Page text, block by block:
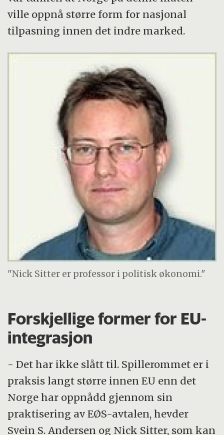
ville oppnå større form for nasjonal
tilpasning innen det indre marked.
"Nick Sitter er professor i politisk økonomi."
Forskjellige former for EU-
integrasjon
- Det har ikke slått til. Spillerommet er i
praksis langt større innen EU enn det
Norge har oppnådd gjennom sin
praktisering av EØS-avtalen, hevder
Svein S. Andersen og Nick Sitter, som kan